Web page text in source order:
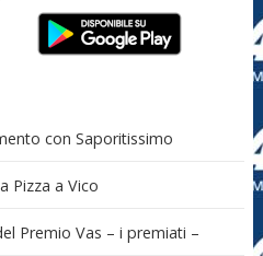
con Saporitissimo
Pizza a Vico
Premio Vas – i premiati –